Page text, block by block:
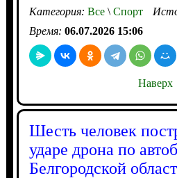
Категория: Все\Спорт
Время: 06.07.2026 15:06
Наверх
Шесть человек
ударе дрона по
Белгородской